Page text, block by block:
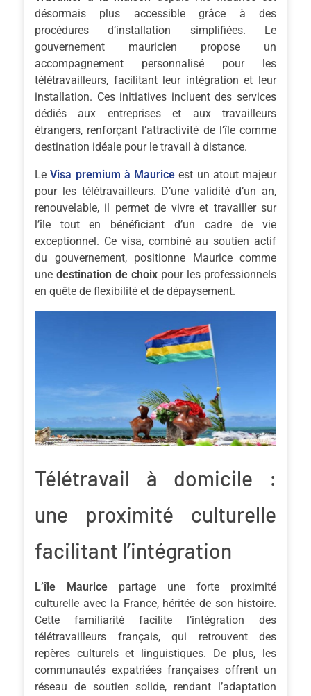
désormais plus accessible grâce à des
procédures d’installation simplifiées. Le
gouvernement mauricien propose un
accompagnement personnalisé pour les
télétravailleurs, facilitant leur intégration et leur
installation. Ces initiatives incluent des services
dédiés aux entreprises et aux travailleurs
étrangers, renforçant l’attractivité de l’île comme
destination idéale pour le travail à distance.
LeVisa premium à Maurice est un atout majeur
pour les télétravailleurs. D’une validité d’un an,
renouvelable, il permet de vivre et travailler sur
l’île tout en bénéficiant d’un cadre de vie
exceptionnel. Ce visa, combiné au soutien actif
du gouvernement, positionne Maurice comme
une destination de choix pour les professionnels
en quête de flexibilité et de dépaysement.
Télétravail à domicile :
une proximité culturelle
facilitant l’intégration
L’île Maurice partage une forte proximité
culturelle avec la France, héritée de son histoire.
Cette familiarité facilite l’intégration des
télétravailleurs français, qui retrouvent des
repères culturels et linguistiques. De plus, les
communautés expatriées françaises offrent un
réseau de soutien solide, rendant l’adaptation